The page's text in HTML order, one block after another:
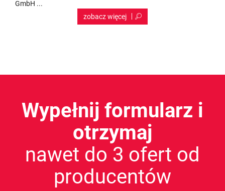
GmbH ...
Wypełnij formularz i
otrzymaj
nawet do 3 ofert od
producentów